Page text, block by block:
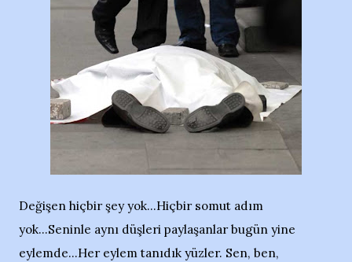
Değişen hiçbir şey yok...Hiçbir somut adım
yok...Seninle aynı düşleri paylaşanlar bugün yine
eylemde...Her eylem tanıdık yüzler. Sen, ben,